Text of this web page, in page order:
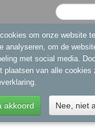
om onze website
analyseren, om de
met social media.
plaatsen van alle cookies
akkoord Nee, niet